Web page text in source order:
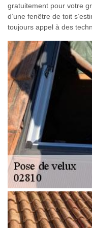
gratuitement pour votre
d’une fenêtre de toit
toujours appel à des